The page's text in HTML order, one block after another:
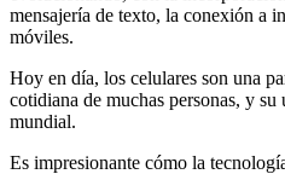
mensajería de texto, la conexión a
móviles.
Hoy en día, los celulares son una
cotidiana de muchas personas, y
mundial.
Es impresionante cómo la